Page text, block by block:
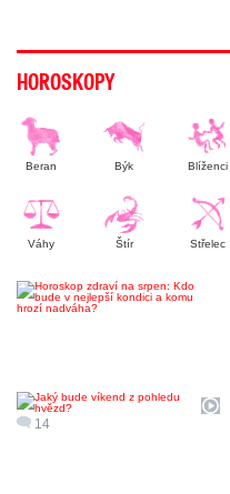
HOROSKOPY
Beran Býk Blíženci
Váhy Štír Střelec
14